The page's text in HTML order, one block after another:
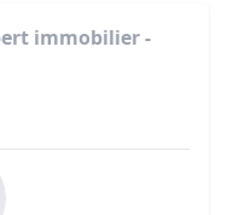
immobilier -